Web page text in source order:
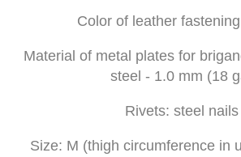
Color of leather
Material of metal plates for
steel - 1.0 mm (18
Rivets: steel nails
Size: M (thigh circumference in